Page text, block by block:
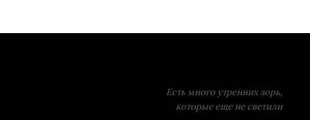
Есть много утренних зорь,
которые еще не светили